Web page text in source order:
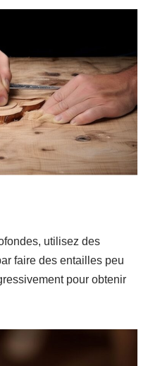
utilisez des
faire des entailles peu
pour obtenir